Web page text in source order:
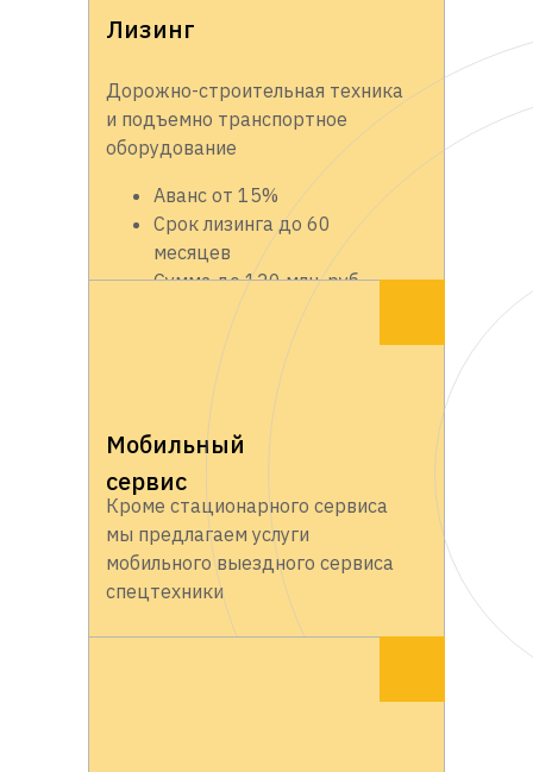
Лизинг
Дорожно-строительная техника
и подъемно транспортное
оборудование
Аванс от 15%
Срок лизинга до 60
месяцев
Сумма до 120 млн. руб.
Мобильный
сервис
Кроме стационарного сервиса
мы предлагаем услуги
мобильного выездного сервиса
спецтехники